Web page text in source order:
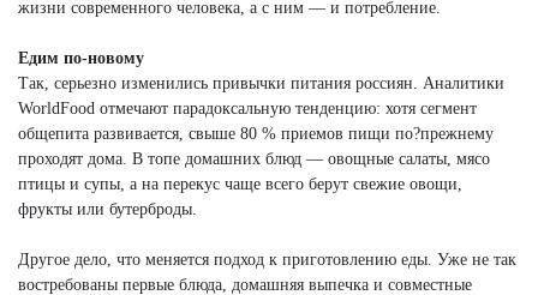
жизни современного человека, а с ним — и потребление.
Едим по-новому
Так, серьезно изменились привычки питания россиян. Аналитики
WorldFood отмечают парадоксальную тенденцию: хотя сегмент
общепита развивается, свыше 80 % приемов пищи по?прежнему
проходят дома. В топе домашних блюд — овощные салаты, мясо
птицы и супы, а на перекус чаще всего берут свежие овощи,
фрукты или бутерброды.
Другое дело, что меняется подход к приготовлению еды. Уже не так
востребованы первые блюда, домашняя выпечка и совместные